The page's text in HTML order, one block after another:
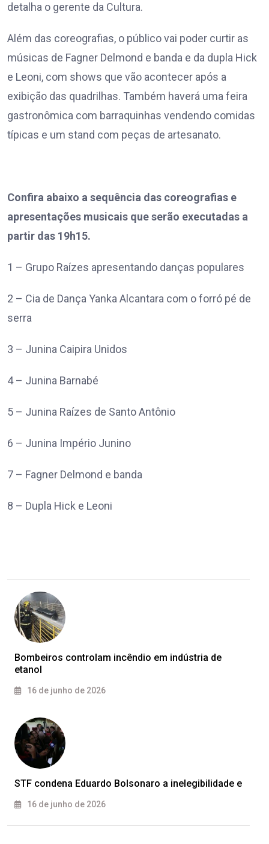
detalha o gerente da Cultura.
Além das coreografias, o público vai poder curtir as
músicas de Fagner Delmond e banda e da dupla Hick
e Leoni, com shows que vão acontecer após a
exibição das quadrilhas. Também haverá uma feira
gastronômica com barraquinhas vendendo comidas
típicas e um stand com peças de artesanato.
Confira abaixo a sequência das coreografias e
apresentações musicais que serão executadas a
partir das 19h15.
1 – Grupo Raízes apresentando danças populares
2 – Cia de Dança Yanka Alcantara com o forró pé de
serra
3 – Junina Caipira Unidos
4 – Junina Barnabé
5 – Junina Raízes de Santo Antônio
6 – Junina Império Junino
7 – Fagner Delmond e banda
8 – Dupla Hick e Leoni
Bombeiros controlam incêndio em indústria de
etanol
16 de junho de 2026
STF condena Eduardo Bolsonaro a inelegibilidade e
16 de junho de 2026